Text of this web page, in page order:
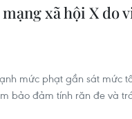
xã hội X do
mức phạt gần sát mức
bảo đảm tính răn đe và